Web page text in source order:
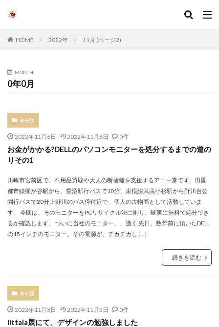
HOME 2022年 11月 (ページ2)
MONTH
0年0月
未分類
2022年11月6日 2022年11月6日 0件
お金がかかる?DELLのパソコンモニターを処分するまでの道の
りその1
川崎市宮前区で、不用品買取や大人の断捨離を支援するアニー堂です。田園
都市線梶が谷駅から、鷺沼駅行バスで10分、東横線武蔵小杉駅から野川台公
園行バスで20分上野川のバス停付近で、個人の古物商として活動していま
す。 今回は、そのモニターをPCリサイクル法に則り、確実に無料で処分でき
るか確認します。 ついに当社のモニター、、逝く 先日、数年前に頂いたDELL
の15インチのモニター。その電源が、チカチカし […]
続きを読む
未分類
2022年11月3日 2022年11月3日 0件
iittala展にて、デザインの勉強しました